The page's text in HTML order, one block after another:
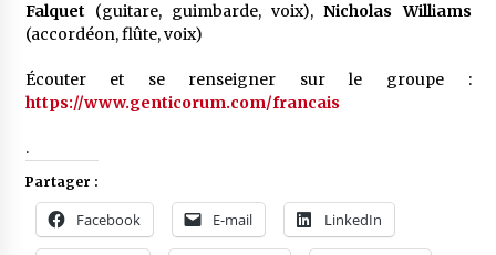
Falquet (guitare, guimbarde, voix),Nicholas Williams
(accordéon, flûte, voix)
Écouter et se renseigner sur le groupe :
https://www.genticorum.com/francais
.
Partager :
Facebook E-mail LinkedIn